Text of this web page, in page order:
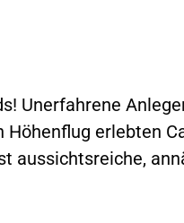
Unerfahrene
erlebten
aussichtsreiche,